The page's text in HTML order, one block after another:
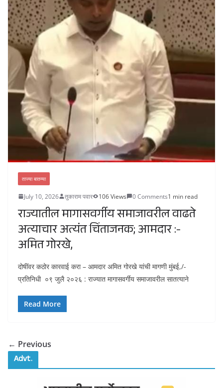
ताज्या बातम्या
July 10, 2026 तुकाराम पवार 106 Views 0 Comments1 min read
राज्यातील मागासवर्गीय समाजावरील वाढते
अत्याचार अत्यंत चिंताजनक; आमदार :-
अमित गोरखे,
दोषींवर कठोर कारवाई करा – आमदार अमित गोरखे यांची मागणी मुंबई,/-
प्रतिनिधी ०९ जुलै २०२६ : राज्यात मागासवर्गीय समाजावरील सातत्याने
Read More
← Previous
Advt.